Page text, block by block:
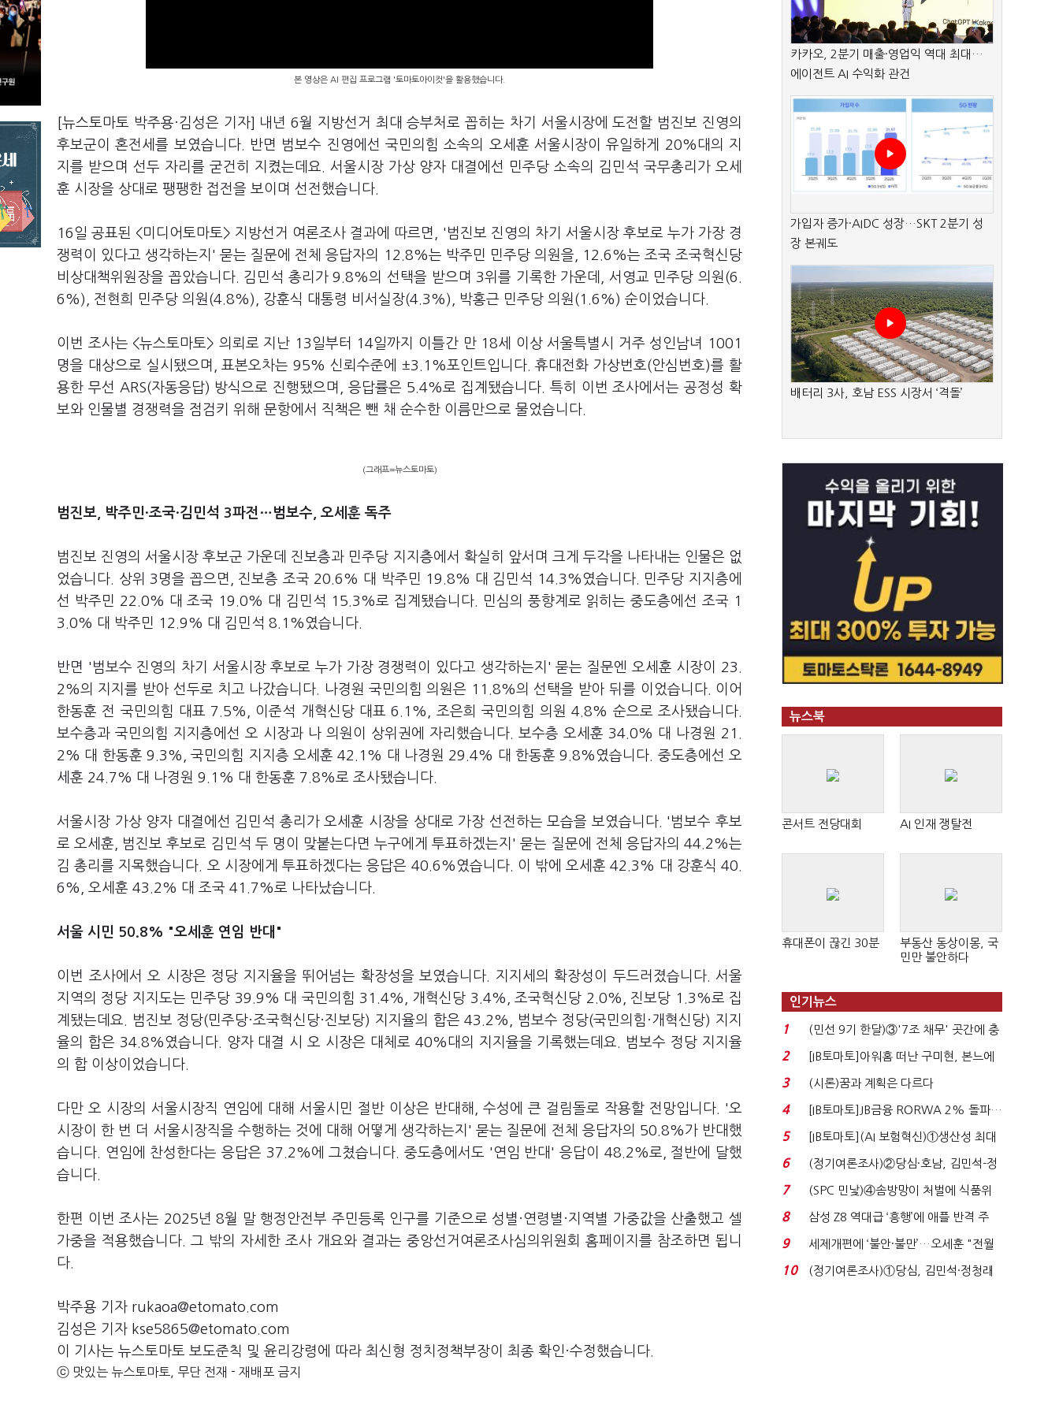
본 영상은 AI 편집 프로그램 '토마토아이컷'을 활용했습니다.
[뉴스토마토 박주용·김성은 기자] 내년 6월 지방선거 최대 승부처로 꼽히는 차기 서울시장에 도전할 범진보 진영의
후보군이 혼전세를 보였습니다. 반면 범보수 진영에선 국민의힘 소속의 오세훈 서울시장이 유일하게 20%대의 지
지를 받으며 선두 자리를 굳건히 지켰는데요. 서울시장 가상 양자 대결에선 민주당 소속의 김민석 국무총리가 오세
훈 시장을 상대로 팽팽한 접전을 보이며 선전했습니다.
16일 공표된 <미디어토마토> 지방선거 여론조사 결과에 따르면, '범진보 진영의 차기 서울시장 후보로 누가 가장 경
쟁력이 있다고 생각하는지' 묻는 질문에 전체 응답자의 12.8%는 박주민 민주당 의원을, 12.6%는 조국 조국혁신당
비상대책위원장을 꼽았습니다. 김민석 총리가 9.8%의 선택을 받으며 3위를 기록한 가운데, 서영교 민주당 의원(6.
6%), 전현희 민주당 의원(4.8%), 강훈식 대통령 비서실장(4.3%), 박홍근 민주당 의원(1.6%) 순이었습니다.
이번 조사는 <뉴스토마토> 의뢰로 지난 13일부터 14일까지 이틀간 만 18세 이상 서울특별시 거주 성인남녀 1001
명을 대상으로 실시됐으며, 표본오차는 95% 신뢰수준에 ±3.1%포인트입니다. 휴대전화 가상번호(안심번호)를 활
용한 무선 ARS(자동응답) 방식으로 진행됐으며, 응답률은 5.4%로 집계됐습니다. 특히 이번 조사에서는 공정성 확
보와 인물별 경쟁력을 점검키 위해 문항에서 직책은 뺀 채 순수한 이름만으로 물었습니다.
(그래프=뉴스토마토)
범진보, 박주민·조국·김민석 3파전…범보수, 오세훈 독주
범진보 진영의 서울시장 후보군 가운데 진보층과 민주당 지지층에서 확실히 앞서며 크게 두각을 나타내는 인물은 없
었습니다. 상위 3명을 꼽으면, 진보층 조국 20.6% 대 박주민 19.8% 대 김민석 14.3%였습니다. 민주당 지지층에
선 박주민 22.0% 대 조국 19.0% 대 김민석 15.3%로 집계됐습니다. 민심의 풍향계로 읽히는 중도층에선 조국 1
3.0% 대 박주민 12.9% 대 김민석 8.1%였습니다.
반면 '범보수 진영의 차기 서울시장 후보로 누가 가장 경쟁력이 있다고 생각하는지' 묻는 질문엔 오세훈 시장이 23.
2%의 지지를 받아 선두로 치고 나갔습니다. 나경원 국민의힘 의원은 11.8%의 선택을 받아 뒤를 이었습니다. 이어
한동훈 전 국민의힘 대표 7.5%, 이준석 개혁신당 대표 6.1%, 조은희 국민의힘 의원 4.8% 순으로 조사됐습니다.
보수층과 국민의힘 지지층에선 오 시장과 나 의원이 상위권에 자리했습니다. 보수층 오세훈 34.0% 대 나경원 21.
2% 대 한동훈 9.3%, 국민의힘 지지층 오세훈 42.1% 대 나경원 29.4% 대 한동훈 9.8%였습니다. 중도층에선 오
세훈 24.7% 대 나경원 9.1% 대 한동훈 7.8%로 조사됐습니다.
서울시장 가상 양자 대결에선 김민석 총리가 오세훈 시장을 상대로 가장 선전하는 모습을 보였습니다. '범보수 후보
로 오세훈, 범진보 후보로 김민석 두 명이 맞붙는다면 누구에게 투표하겠는지' 묻는 질문에 전체 응답자의 44.2%는
김 총리를 지목했습니다. 오 시장에게 투표하겠다는 응답은 40.6%였습니다. 이 밖에 오세훈 42.3% 대 강훈식 40.
6%, 오세훈 43.2% 대 조국 41.7%로 나타났습니다.
서울 시민 50.8% "오세훈 연임 반대"
이번 조사에서 오 시장은 정당 지지율을 뛰어넘는 확장성을 보였습니다. 지지세의 확장성이 두드러졌습니다. 서울
지역의 정당 지지도는 민주당 39.9% 대 국민의힘 31.4%, 개혁신당 3.4%, 조국혁신당 2.0%, 진보당 1.3%로 집
계됐는데요. 범진보 정당(민주당·조국혁신당·진보당) 지지율의 합은 43.2%, 범보수 정당(국민의힘·개혁신당) 지지
율의 합은 34.8%였습니다. 양자 대결 시 오 시장은 대체로 40%대의 지지율을 기록했는데요. 범보수 정당 지지율
의 합 이상이었습니다.
다만 오 시장의 서울시장직 연임에 대해 서울시민 절반 이상은 반대해, 수성에 큰 걸림돌로 작용할 전망입니다. '오
시장이 한 번 더 서울시장직을 수행하는 것에 대해 어떻게 생각하는지' 묻는 질문에 전체 응답자의 50.8%가 반대했
습니다. 연임에 찬성한다는 응답은 37.2%에 그쳤습니다. 중도층에서도 '연임 반대' 응답이 48.2%로, 절반에 달했
습니다.
한편 이번 조사는 2025년 8월 말 행정안전부 주민등록 인구를 기준으로 성별·연령별·지역별 가중값을 산출했고 셀
가중을 적용했습니다. 그 밖의 자세한 조사 개요와 결과는 중앙선거여론조사심의위원회 홈페이지를 참조하면 됩니
다.
박주용 기자 rukaoa@etomato.com
김성은 기자 kse5865@etomato.com
이 기사는 뉴스토마토 보도준칙 및 윤리강령에 따라 최신형 정치정책부장이 최종 확인·수정했습니다.
ⓒ 맛있는 뉴스토마토, 무단 전재 - 재배포 금지
카카오, 2분기 매출·영업익 역대 최대…
에이전트 AI 수익화 관건
가입자 증가·AIDC 성장…SKT 2분기 성
장 본궤도
배터리 3사, 호남 ESS 시장서 ‘격돌’
뉴스북
콘서트 전당대회 AI 인재 쟁탈전
휴대폰이 끊긴 30분
부동산 동상이몽, 국
민만 불안하다
인기뉴스
1
(민선 9기 한달)③'7조 채무' 곳간에 충
격…추미애, 20년...
2
[IB토마토]아워홈 떠난 구미현, 본느에
340억 베팅…가...
3 (시론)꿈과 계획은 다르다
4
[IB토마토]JB금융 RORWA 2% 돌파…
실적 견인은 은행 ...
5
[IB토마토](AI 보험혁신)①생산성 최대
80% 개선…현실...
6
(정기여론조사)②당심·호남, 김민석-정
청래 '초접전'...
7
(SPC 민낯)④솜방망이 처벌에 식품위
생법 위반 반복...
8
삼성 Z8 역대급 ‘흥행’에 애플 반격 주
목…9월 ‘폴...
9
세제개편에 ‘불안·불만’…오세훈 "전월
세 구하기 더 ...
10
(정기여론조사)①당심, 김민석·정청래